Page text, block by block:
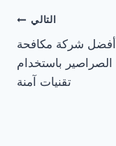
التالي
أفضل شركة مكافحة
الصراصير باستخدام
تقنيات آمنة